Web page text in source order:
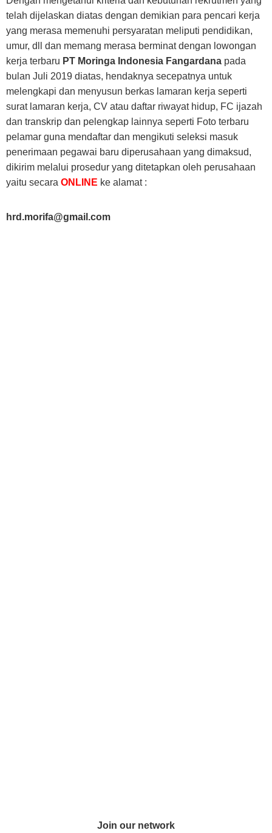
telah dijelaskan diatas dengan demikian para pencari kerja
yang merasa memenuhi persyaratan meliputi pendidikan,
umur, dll dan memang merasa berminat dengan lowongan
kerja terbaru PT Moringa Indonesia Fangardana pada
bulan Juli 2019 diatas, hendaknya secepatnya untuk
melengkapi dan menyusun berkas lamaran kerja seperti
surat lamaran kerja, CV atau daftar riwayat hidup, FC ijazah
dan transkrip dan pelengkap lainnya seperti Foto terbaru
pelamar guna mendaftar dan mengikuti seleksi masuk
penerimaan pegawai baru diperusahaan yang dimaksud,
dikirim melalui prosedur yang ditetapkan oleh perusahaan
yaitu secara ONLINE ke alamat :
hrd.morifa@gmail.com
Join our network